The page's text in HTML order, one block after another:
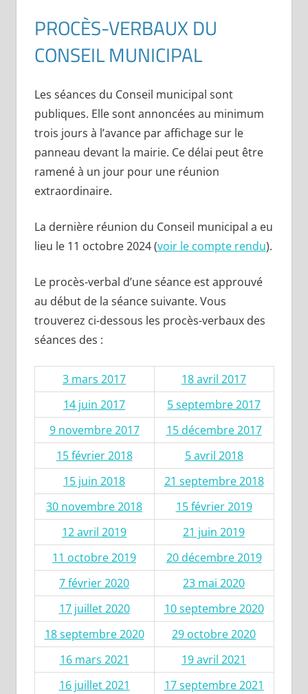
PROCÈS-VERBAUX DU
CONSEIL MUNICIPAL
Les séances du Conseil municipal sont
publiques. Elle sont annoncées au minimum
trois jours à l’avance par affichage sur le
panneau devant la mairie. Ce délai peut être
ramené à un jour pour une réunion
extraordinaire.
La dernière réunion du Conseil municipal a eu
lieu le 11 octobre 2024 (voir le compte rendu).
Le procès-verbal d’une séance est approuvé
au début de la séance suivante. Vous
trouverez ci-dessous les procès-verbaux des
séances des :
3 mars 2017
18 avril 2017
14 juin 2017
5 septembre 2017
9 novembre 2017
15 décembre 2017
15 février 2018
5 avril 2018
15 juin 2018
21 septembre 2018
30 novembre 2018
15 février 2019
12 avril 2019
21 juin 2019
11 octobre 2019
20 décembre 2019
7 février 2020
23 mai 2020
17 juillet 2020
10 septembre 2020
18 septembre 2020
29 octobre 2020
16 mars 2021
19 avril 2021
16 juillet 2021
17 septembre 2021